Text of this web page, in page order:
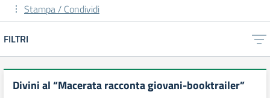
Stampa / Condividi
FILTRI
Divini al “Macerata racconta giovani-booktrailer”